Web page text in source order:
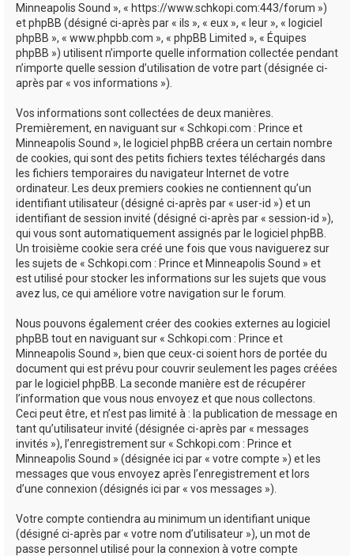
Minneapolis Sound », « https://www.schkopi.com:443/forum »)
et phpBB (désigné ci-après par « ils », « eux », « leur », « logiciel
phpBB », « www.phpbb.com », « phpBB Limited », « Équipes
phpBB ») utilisent n’importe quelle information collectée pendant
n’importe quelle session d’utilisation de votre part (désignée ci-
après par « vos informations »).
Vos informations sont collectées de deux manières.
Premièrement, en naviguant sur « Schkopi.com : Prince et
Minneapolis Sound », le logiciel phpBB créera un certain nombre
de cookies, qui sont des petits fichiers textes téléchargés dans
les fichiers temporaires du navigateur Internet de votre
ordinateur. Les deux premiers cookies ne contiennent qu’un
identifiant utilisateur (désigné ci-après par « user-id ») et un
identifiant de session invité (désigné ci-après par « session-id »),
qui vous sont automatiquement assignés par le logiciel phpBB.
Un troisième cookie sera créé une fois que vous naviguerez sur
les sujets de « Schkopi.com : Prince et Minneapolis Sound » et
est utilisé pour stocker les informations sur les sujets que vous
avez lus, ce qui améliore votre navigation sur le forum.
Nous pouvons également créer des cookies externes au logiciel
phpBB tout en naviguant sur « Schkopi.com : Prince et
Minneapolis Sound », bien que ceux-ci soient hors de portée du
document qui est prévu pour couvrir seulement les pages créées
par le logiciel phpBB. La seconde manière est de récupérer
l’information que vous nous envoyez et que nous collectons.
Ceci peut être, et n’est pas limité à : la publication de message en
tant qu’utilisateur invité (désignée ci-après par « messages
invités »), l’enregistrement sur « Schkopi.com : Prince et
Minneapolis Sound » (désignée ici par « votre compte ») et les
messages que vous envoyez après l’enregistrement et lors
d’une connexion (désignés ici par « vos messages »).
Votre compte contiendra au minimum un identifiant unique
(désigné ci-après par « votre nom d’utilisateur »), un mot de
passe personnel utilisé pour la connexion à votre compte